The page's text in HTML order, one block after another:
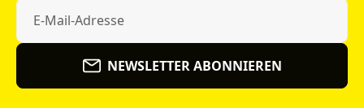
NEWSLETTER ABONNIEREN